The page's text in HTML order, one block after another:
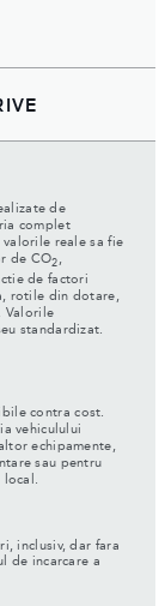
de
complet
reale sa fie
de CO2 ,
de factori
rotile din dotare,
Valorile
standardizat.
contra cost.
vehiculului
echipamente,
sau pentru
local.
inclusiv, dar fara
de incarcare a